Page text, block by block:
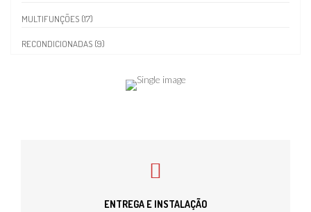
MULTIFUNÇÕES (17)
RECONDICIONADAS (9)
ENTREGA E INSTALAÇÃO